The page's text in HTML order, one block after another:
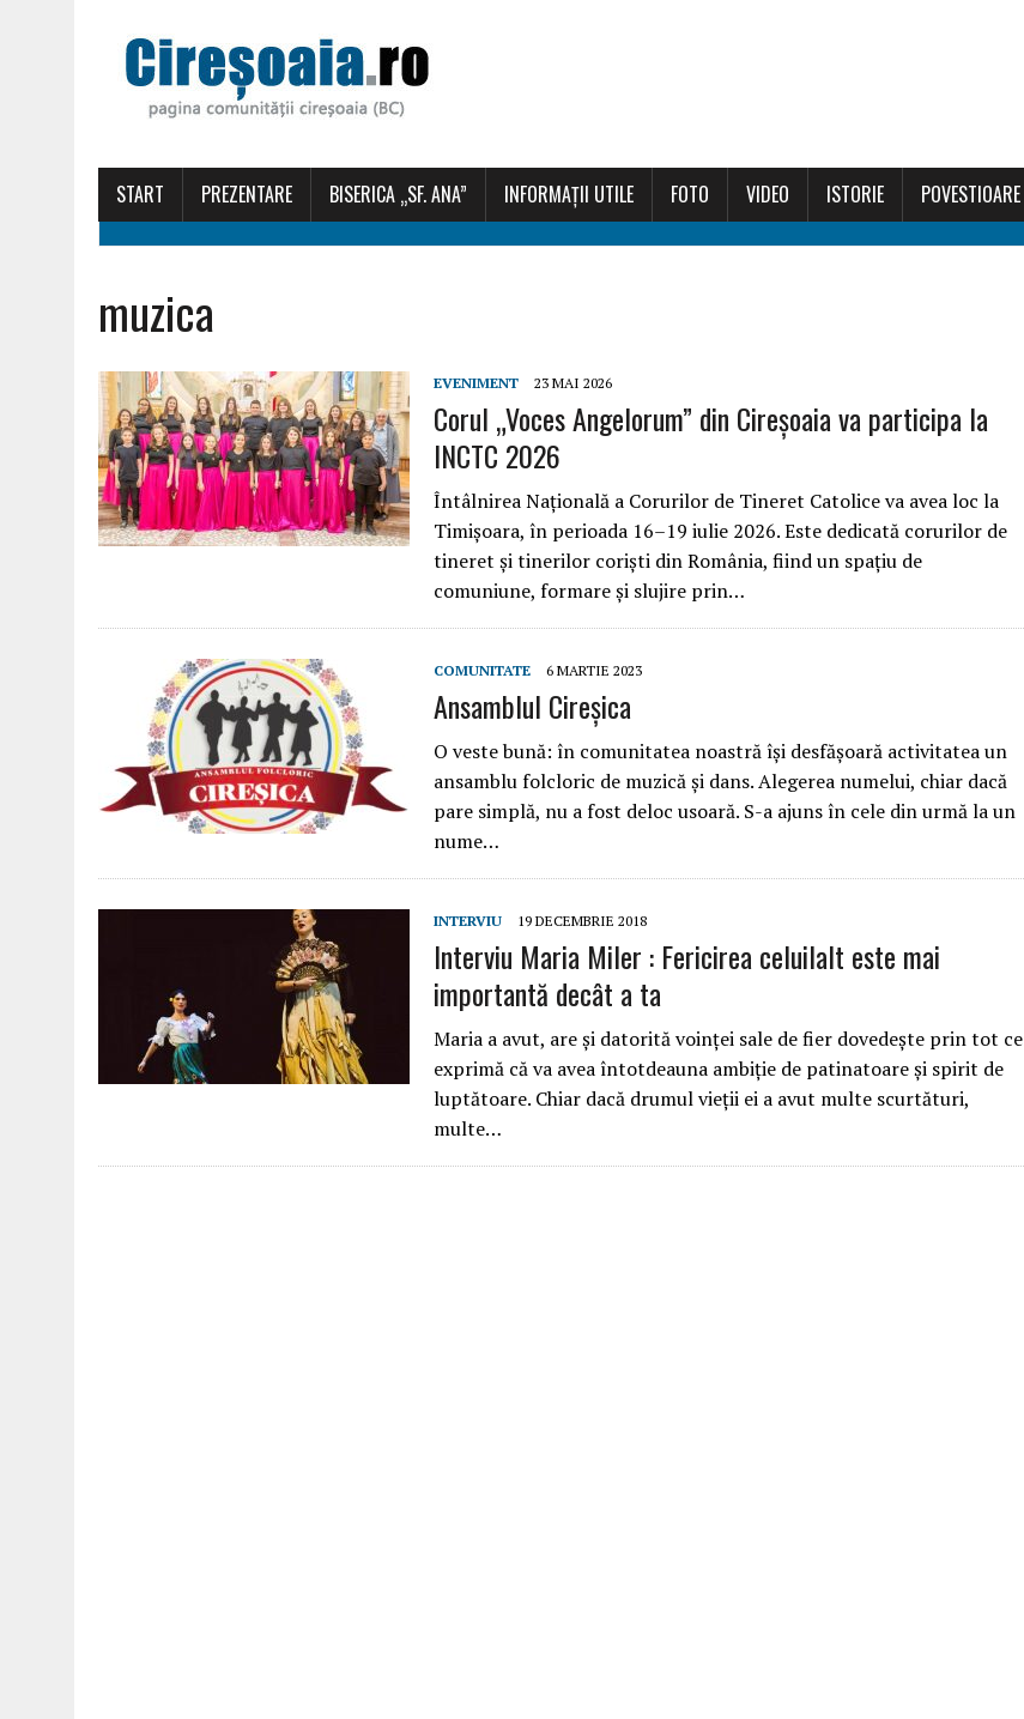
START PREZENTARE BISERICA „SF. ANA” INFORMAȚII UTILE FOTO VIDEO ISTORIE POVESTIOARE
muzica
EVENIMENT 23 MAI 2026
Corul „Voces Angelorum” din Cireșoaia va participa la
INCTC 2026
Întâlnirea Națională a Corurilor de Tineret Catolice va avea loc la
Timișoara, în perioada 16–19 iulie 2026. Este dedicată corurilor de
tineret și tinerilor coriști din România, fiind un spațiu de
comuniune, formare și slujire prin…
COMUNITATE 6 MARTIE 2023
Ansamblul Cireșica
O veste bună: în comunitatea noastră își desfășoară activitatea un
ansamblu folcloric de muzică și dans. Alegerea numelui, chiar dacă
pare simplă, nu a fost deloc usoară. S-a ajuns în cele din urmă la un
nume…
INTERVIU 19 DECEMBRIE 2018
Interviu Maria Miler : Fericirea celuilalt este mai
importantă decât a ta
Maria a avut, are și datorită voinței sale de fier dovedește prin tot ce
exprimă că va avea întotdeauna ambiție de patinatoare și spirit de
luptătoare. Chiar dacă drumul vieții ei a avut multe scurtături,
multe…